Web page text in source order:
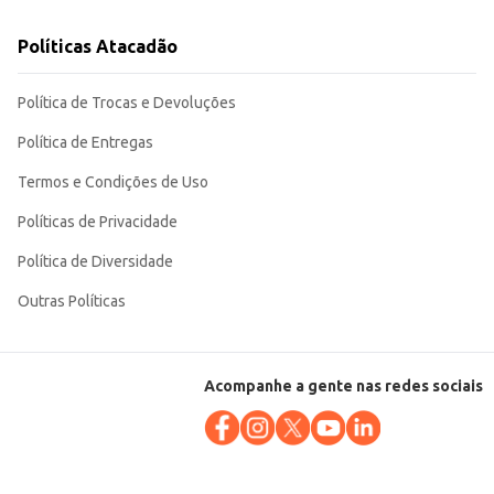
Políticas Atacadão
Política de Trocas e Devoluções
Política de Entregas
Termos e Condições de Uso
Políticas de Privacidade
Política de Diversidade
Outras Políticas
Acompanhe a gente nas redes sociais